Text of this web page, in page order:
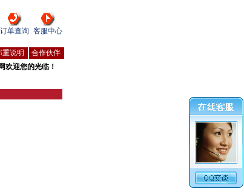
订单查询 客服中心
重说明
合作伙伴
欢迎您的光临！